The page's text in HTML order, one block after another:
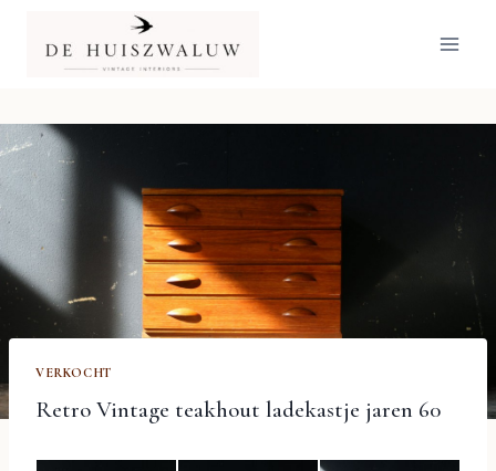
inhoud
VERKOCHT
Retro Vintage teakhout ladekastje jaren 60